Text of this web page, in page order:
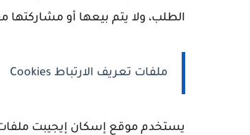
الطلب، ولا يتم بيعها أو
ملفات تعريف الارتباط Cookies
يستخدم موقع إسكان إيجيبت ملفات